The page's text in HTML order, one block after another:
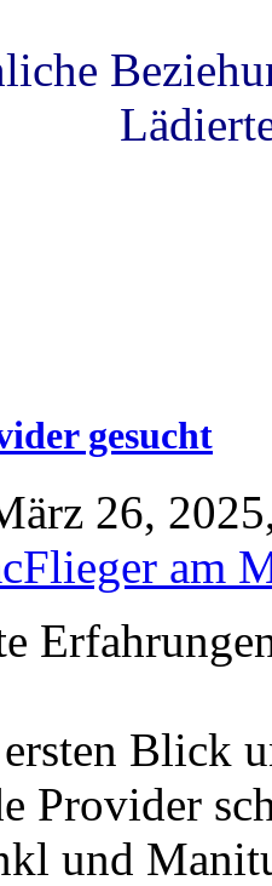
gesucht
26,
am
Blick
Provider
und